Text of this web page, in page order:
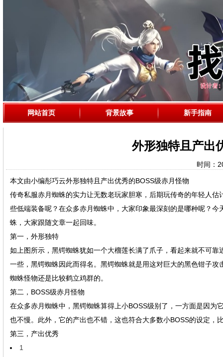
网站首页 背景故事 新手指南
外形独特且产出
时间：
本文由小编彤巧云外形独特且产出优秀的BOSS级赤月怪物
传奇私服赤月蜘蛛的实力让无数老玩家胆寒，后期玩传奇的年轻人
些低端装备呢？在众多赤月蜘蛛中，大家印象最深刻的是哪种呢？
蛛，大家跟随文章一起回味。
第一，外形独特
如上图所示，黑锷蜘蛛犹如一个大榴莲长满了爪子，看起来就不可
一些，黑锷蜘蛛因此而得名。黑锷蜘蛛就是用这对巨大的黑色钳子
蜘蛛怪物还是比较鹤立鸡群的。
第二，BOSS级赤月怪物
在众多赤月蜘蛛中，黑锷蜘蛛算得上小BOSS级别了，一方面是因
也不慢。此外，它的产出也不错，这也符合大多数小BOSS的设定，
第三，产出优秀
1